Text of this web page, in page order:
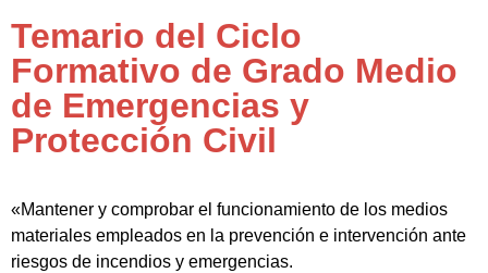
Temario del Ciclo
Formativo de Grado Medio
de Emergencias y
Protección Civil
«Mantener y comprobar el funcionamiento de los medios
materiales empleados en la prevención e intervención ante
riesgos de incendios y emergencias.